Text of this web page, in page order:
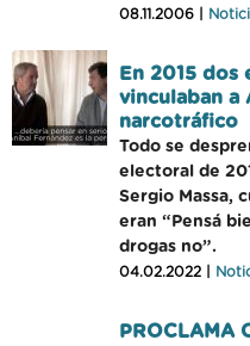
08.11.2006 |
En 2015 dos
vinculaban a
narcotráfico
Todo se
electoral de
Sergio Massa,
eran “Pensá
drogas no”.
04.02.2022 |
PROCLAMA